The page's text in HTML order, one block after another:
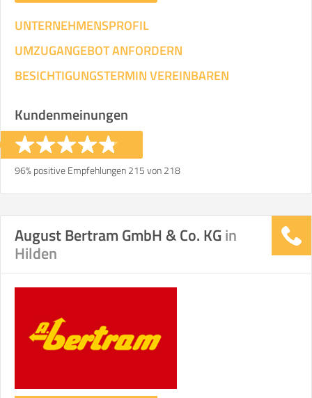
UNTERNEHMENSPROFIL
UMZUGANGEBOT ANFORDERN
BESICHTIGUNGSTERMIN VEREINBAREN
Kundenmeinungen
96% positive Empfehlungen 215 von 218
August Bertram GmbH & Co. KGin
Hilden